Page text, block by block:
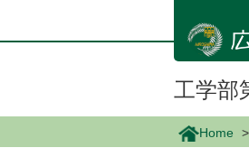
ン
工学部
Home